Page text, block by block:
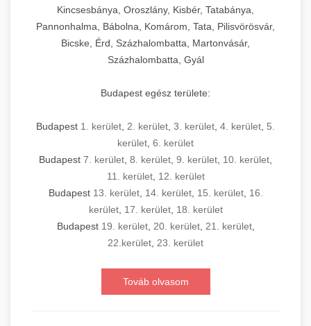
Kincsesbánya, Oroszlány, Kisbér, Tatabánya,
Pannonhalma, Bábolna, Komárom, Tata, Pilisvörösvár,
Bicske, Érd, Százhalombatta, Martonvásár,
Százhalombatta, Gyál
Budapest egész területe:
Budapest 1. kerület, 2. kerület, 3. kerület, 4. kerület, 5.
kerület, 6. kerület
Budapest 7. kerület, 8. kerület, 9. kerület, 10. kerület,
11. kerület, 12. kerület
Budapest 13. kerület, 14. kerület, 15. kerület, 16.
kerület, 17. kerület, 18. kerület
Budapest 19. kerület, 20. kerület, 21. kerület,
22.kerület, 23. kerület
Továb olvasom